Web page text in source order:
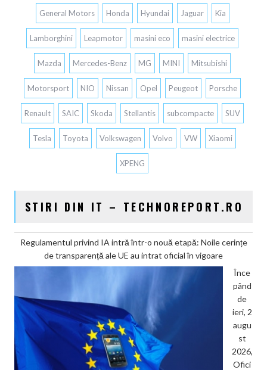
General Motors Honda Hyundai Jaguar Kia
Lamborghini Leapmotor masini eco masini electrice
Mazda Mercedes-Benz MG MINI Mitsubishi
Motorsport NIO Nissan Opel Peugeot Porsche
Renault SAIC Skoda Stellantis subcompacte SUV
Tesla Toyota Volkswagen Volvo VW Xiaomi
XPENG
STIRI DIN IT – TECHNOREPORT.RO
Regulamentul privind IA intră într-o nouă etapă: Noile cerințe
de transparență ale UE au intrat oficial în vigoare
Înce
pând
de
ieri, 2
augu
st
2026,
Ofici